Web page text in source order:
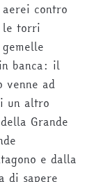
aerei contro
le torri
gemelle
banca: il
venne ad
un altro
Grande
e dalla
di sapere